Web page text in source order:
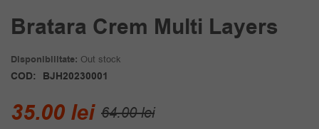
Bratara Crem Multi Layers
Disponibilitate: Out stock
COD: BJH20230001
64.00leiPrețul
35.00 lei
Prețul